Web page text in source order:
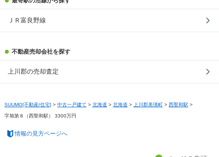
ＪＲ富良野線
不動産売却会社を探す
上川郡の売却査定
SUUMO[不動産/住宅] > 中古一戸建て > 北海道 > 北海道 > 上川郡美瑛町 > 西聖和駅 >
字旭第８（西聖和駅） 3300万円
情報の見方ページへ